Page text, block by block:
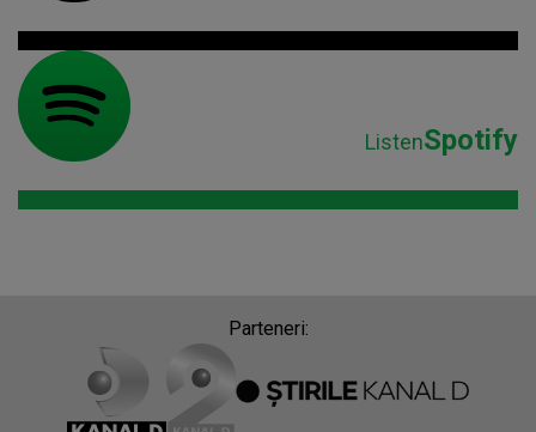
ListenSpotify
Parteneri: